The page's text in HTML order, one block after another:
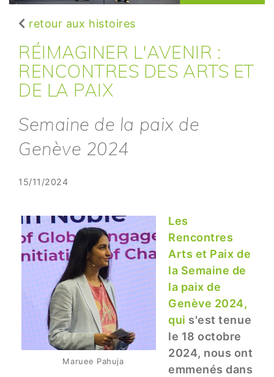
retour aux histoires
RÉIMAGINER L'AVENIR :
RENCONTRES DES ARTS ET
DE LA PAIX
Semaine de la paix de
Genève 2024
15/11/2024
Maruee Pahuja
Les
Rencontres
Arts et Paix de
la Semaine de
la paix de
Genève 2024,
qui s'est tenue
le 18 octobre
2024, nous ont
emmenés dans